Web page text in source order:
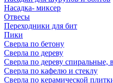
Насадка- миксер
Отвесы
Переходники для бит
Пики
Сверла по бетону
Сверла по дереву
Сверла по дереву спиральные,
Сверла по кафелю и стеклу
Сверла по керамической